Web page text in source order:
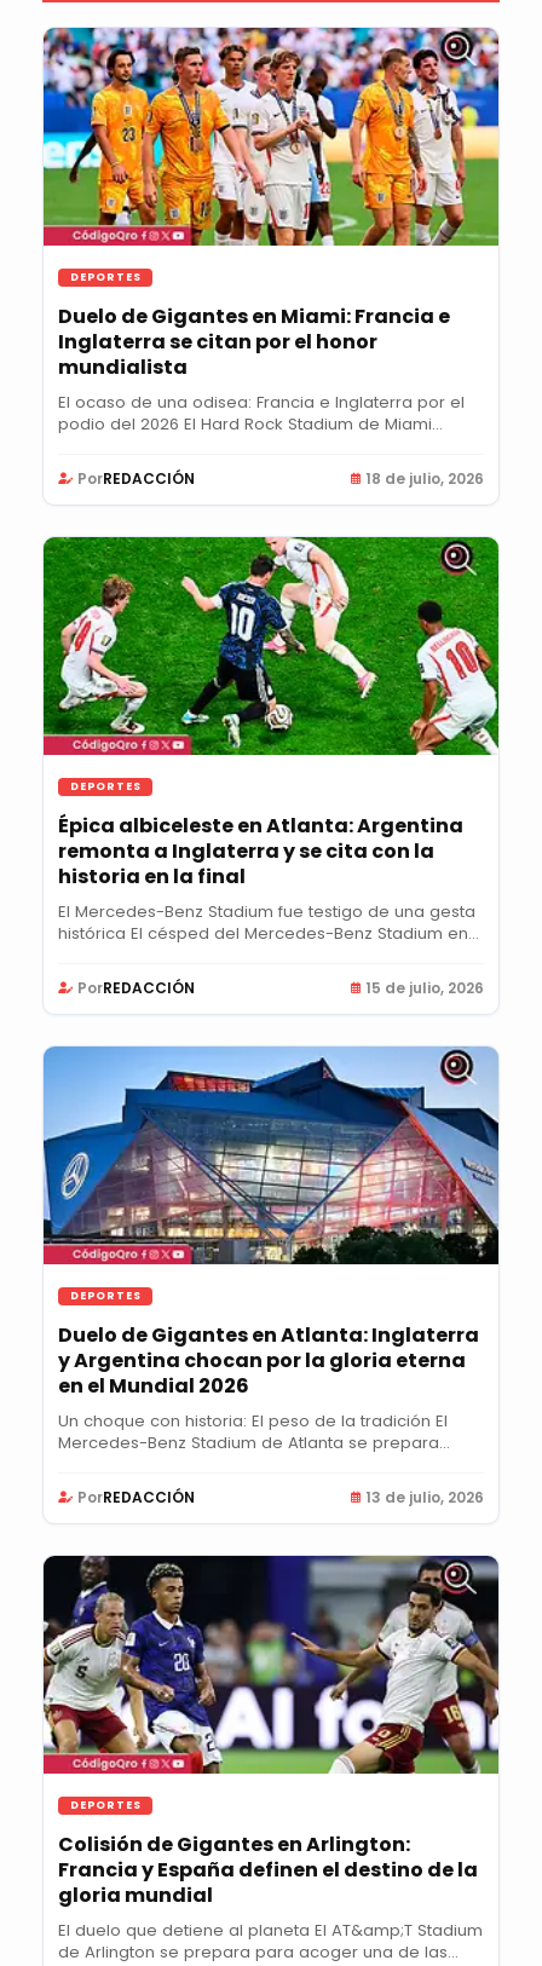
DEPORTES
Duelo de Gigantes en Miami: Francia e
Inglaterra se citan por el honor
mundialista
El ocaso de una odisea: Francia e Inglaterra por el
podio del 2026 El Hard Rock Stadium de Miami...
PorREDACCIÓN 18 de julio, 2026
DEPORTES
Épica albiceleste en Atlanta: Argentina
remonta a Inglaterra y se cita con la
historia en la final
El Mercedes-Benz Stadium fue testigo de una gesta
histórica El césped del Mercedes-Benz Stadium en...
PorREDACCIÓN 15 de julio, 2026
DEPORTES
Duelo de Gigantes en Atlanta: Inglaterra
y Argentina chocan por la gloria eterna
en el Mundial 2026
Un choque con historia: El peso de la tradición El
Mercedes-Benz Stadium de Atlanta se prepara...
PorREDACCIÓN 13 de julio, 2026
DEPORTES
Colisión de Gigantes en Arlington:
Francia y España definen el destino de la
gloria mundial
El duelo que detiene al planeta El AT&amp;T Stadium
de Arlington se prepara para acoger una de las...